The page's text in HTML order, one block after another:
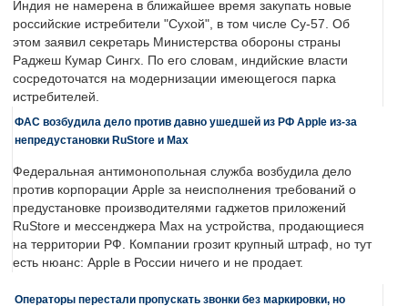
Индия не намерена в ближайшее время закупать новые
российские истребители "Сухой", в том числе Су-57. Об
этом заявил секретарь Министерства обороны страны
Раджеш Кумар Сингх. По его словам, индийские власти
сосредоточатся на модернизации имеющегося парка
истребителей.
ФАС возбудила дело против давно ушедшей из РФ Apple из-за
непредустановки RuStore и Max
Федеральная антимонопольная служба возбудила дело
против корпорации Apple за неисполнения требований о
предустановке производителями гаджетов приложений
RuStore и мессенджера Max на устройства, продающиеся
на территории РФ. Компании грозит крупный штраф, но тут
есть нюанс: Apple в России ничего и не продает.
Операторы перестали пропускать звонки без маркировки, но